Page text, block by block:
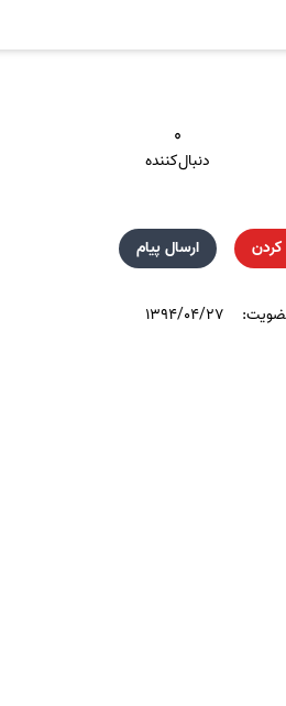
۰
دنبال‌کننده
کردن ارسال پیام
۱۳۹۴/۰۴/۲۷